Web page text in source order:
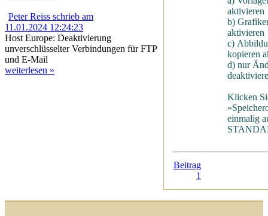
Peter Reiss schrieb am
11.01.2024 12:24:23
Host Europe: Deaktivierung
unverschlüsselter Verbindungen für FTP
und E-Mail
weiterlesen »
aktivieren
b)
aktivieren
c)
kopieren
d) nur
Klicken
einmalig
Beitrag
1